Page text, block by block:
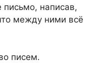
написав,
между ними всё
писем.